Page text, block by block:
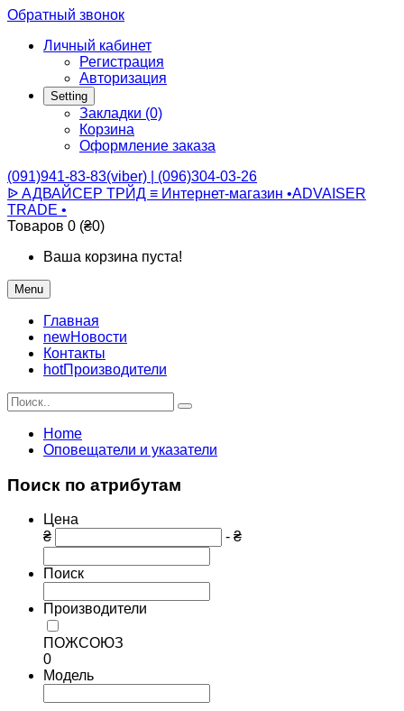
Обратный звонок
Личный кабинет
Регистрация
Авторизация
Setting
Закладки (0)
Корзина
Оформление заказа
(091)941-83-83(viber) | (096)304-03-26
ᐉ АДВАЙСЕР ТРЙД ≡ Интернет-магазин •ADVAISER
TRADE •
Товаров 0 (₴0)
Ваша корзина пуста!
Menu
Главная
newНовости
Контакты
hotПроизводители
Home
Оповещатели и указатели
Поиск по атрибутам
Цена
₴
- ₴
Поиск
Производители
ПОЖСОЮЗ
0
Модель